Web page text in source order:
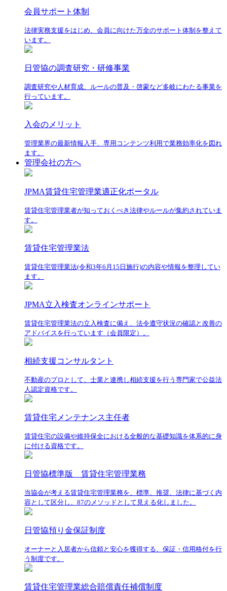
会員サポート体制
法律実務支援をはじめ、会員に向けた万全のサポート体制を整えて
います。
日管協の調査研究・研修事業
調査研究や人材育成、ルールの普及・啓蒙など多岐にわたる事業を
行っています。
入会のメリット
管理業界の最新情報入手、専用コンテンツ利用で業務効率化を図れ
ます。
管理会社の方へ
JPMA賃貸住宅管理業適正化ポータル
賃貸住宅管理業者が知っておくべき法律やルールが集約されていま
す。
賃貸住宅管理業法
賃貸住宅管理業法(令和3年6月15日施行)の内容や情報を整理してい
ます。
JPMA立入検査オンラインサポート
賃貸住宅管理業法の立入検査に備え、法令遵守状況の確認と改善の
アドバイスを行っています（会員限定）。
相続支援コンサルタント
不動産のプロとして、士業と連携し相続支援を行う専門家で公益法
人認定資格です。
賃貸住宅メンテナンス主任者
賃貸住宅の設備や維持保全における全般的な基礎知識を体系的に身
に付ける資格です。
日管協標準版 賃貸住宅管理業務
当協会が考える賃貸住宅管理業務を、標準、推奨、法律に基づく内
容として区分し、87のメソッドとして見える化しました。
日管協預り金保証制度
オーナーと入居者から信頼と安心を獲得する、保証・信用格付を行
う制度です。
賃貸住宅管理業総合賠償責任補償制度